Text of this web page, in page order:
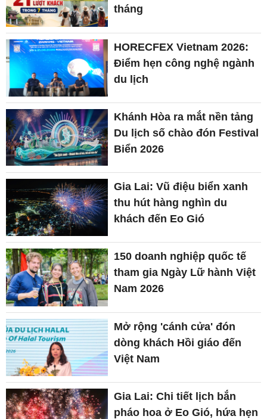
tháng
HORECFEX Vietnam 2026:
Điểm hẹn công nghệ ngành
du lịch
Khánh Hòa ra mắt nền tảng
Du lịch số chào đón Festival
Biển 2026
Gia Lai: Vũ điệu biển xanh
thu hút hàng nghìn du
khách đến Eo Gió
150 doanh nghiệp quốc tế
tham gia Ngày Lữ hành Việt
Nam 2026
Mở rộng 'cánh cửa' đón
dòng khách Hồi giáo đến
Việt Nam
Gia Lai: Chi tiết lịch bắn
pháo hoa ở Eo Gió, hứa hẹn